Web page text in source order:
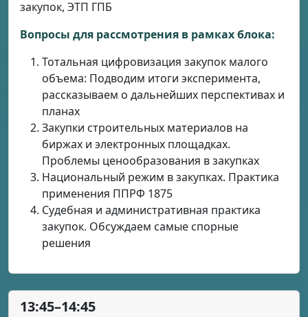
закупок, ЭТП ГПБ
Вопросы для рассмотрения в рамках блока:
Тотальная цифровизация закупок малого
объема: Подводим итоги эксперимента,
рассказываем о дальнейших перспективах и
планах
Закупки строительных материалов на
биржах и электронных площадках.
Проблемы ценообразования в закупках
Национальный режим в закупках. Практика
применения ППРФ 1875
Судебная и административная практика
закупок. Обсуждаем самые спорные
решения
13:45–14:45